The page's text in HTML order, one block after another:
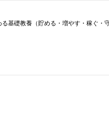
基礎教養（貯める・増やす・稼ぐ・